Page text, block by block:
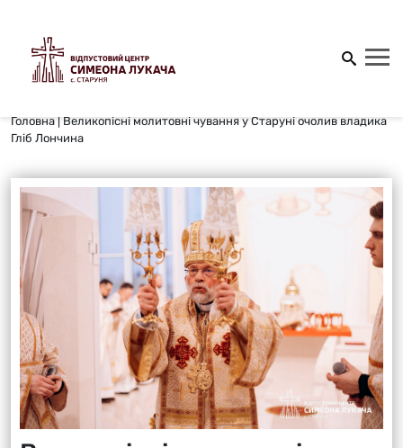
Головна | Великопісні молитовні чування у Старуні очолив владика
Гліб Лончина